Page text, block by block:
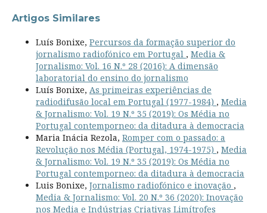
Artigos Similares
Luís Bonixe, Percursos da formação superior do
jornalismo radiofónico em Portugal , Media &
Jornalismo: Vol. 16 N.º 28 (2016): A dimensão
laboratorial do ensino do jornalismo
Luís Bonixe, As primeiras experiências de
radiodifusão local em Portugal (1977-1984) , Media
& Jornalismo: Vol. 19 N.º 35 (2019): Os Média no
Portugal contemporneo: da ditadura à democracia
Maria Inácia Rezola, Romper com o passado: a
Revolução nos Média (Portugal, 1974-1975) , Media
& Jornalismo: Vol. 19 N.º 35 (2019): Os Média no
Portugal contemporneo: da ditadura à democracia
Luis Bonixe, Jornalismo radiofónico e inovação ,
Media & Jornalismo: Vol. 20 N.º 36 (2020): Inovação
nos Media e Indústrias Criativas Limítrofes